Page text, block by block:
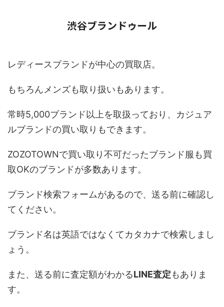
渋谷ブランドゥール
レディースブランドが中心の買取店。
もちろんメンズも取り扱いもあります。
常時5,000ブランド以上を取扱っており、カジュア
ルブランドの買い取りもできます。
ZOZOTOWNで買い取り不可だったブランド服も買
取OKのブランドが多数あります。
ブランド検索フォームがあるので、送る前に確認し
てください。
ブランド名は英語ではなくてカタカナで検索しまし
ょう。
また、 送る前に査定額がわかるLINE査定もありま
す。